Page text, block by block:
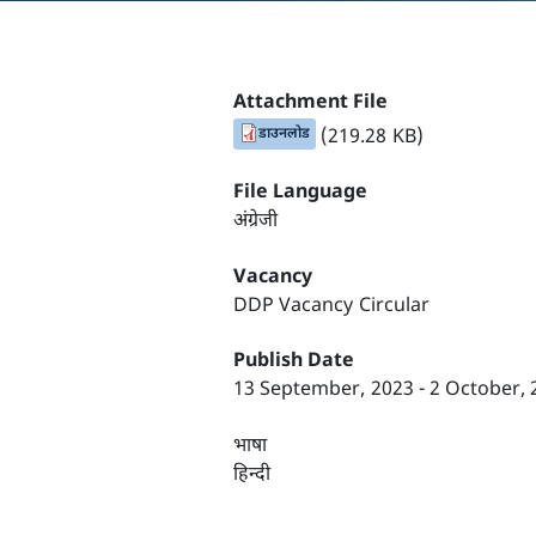
Attachment File
डाउनलोड (219.28 KB)
File Language
अंग्रेजी
Vacancy
DDP Vacancy Circular
Publish Date
13 September, 2023 -2 October,
भाषा
हिन्दी